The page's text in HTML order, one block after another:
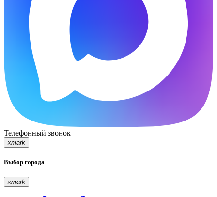
Телефонный звонок
xmark
Выбор города
xmark